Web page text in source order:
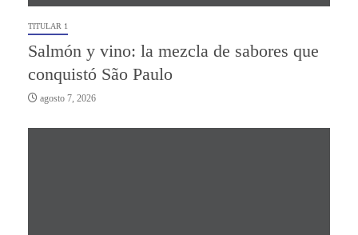
TITULAR 1
Salmón y vino: la mezcla de sabores que
conquistó São Paulo
agosto 7, 2026